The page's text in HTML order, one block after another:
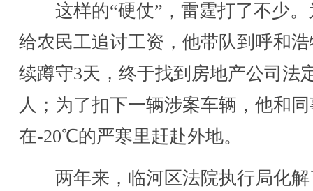
这样的“硬仗”，雷霆打了不少。
给农民工追讨工资，他带队到呼和
续蹲守3天，终于找到房地产公司法
人；为了扣下一辆涉案车辆，他和
在-20℃的严寒里赶赴外地。
两年来，临河区法院执行局化解